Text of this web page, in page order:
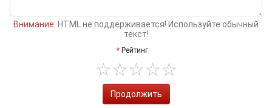
Внимание: HTML не поддерживается! Используйте обычный
текст!
Рейтинг
Продолжить